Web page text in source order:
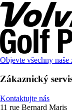
Objevte všechny naše
Zákaznický
Kontaktujte nás
11 rue Bernard Maris